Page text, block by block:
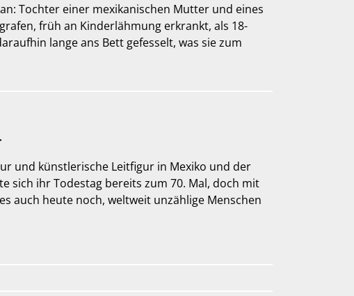
Tochter einer mexikanischen Mutter und eines
früh an Kinderlähmung erkrankt, als 18-
lange ans Bett gefesselt, was sie zum
und künstlerische Leitfigur in Mexiko und der
sich ihr Todestag bereits zum 70. Mal, doch mit
auch heute noch, weltweit unzählige Menschen